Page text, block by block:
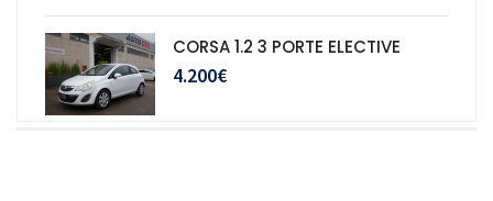
CORSA 1.2 3 PORTE ELECTIVE
4.200€